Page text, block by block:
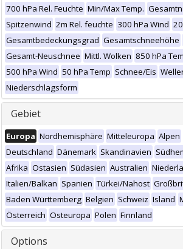
700 hPa Rel. Feuchte Min/Max Temp.
Spitzenwind 2m Rel. feuchte 300 hPa Wind
Gesamtbedeckungsgrad Gesamtschneehöhe
Gesamt-Neuschnee Mittl. Wolken 850 hPa
500 hPa Wind 50 hPa Temp Schnee/Eis
Niederschlagsform
Gebiet
Europa Nordhemisphäre Mitteleuropa Alpen
Deutschland Dänemark Skandinavien
Afrika Ostasien Südasien Australien
Italien/Balkan Spanien Türkei/Nahost
Baden Württemberg Belgien Schweiz Island
Österreich Osteuropa Polen Finnland
Options